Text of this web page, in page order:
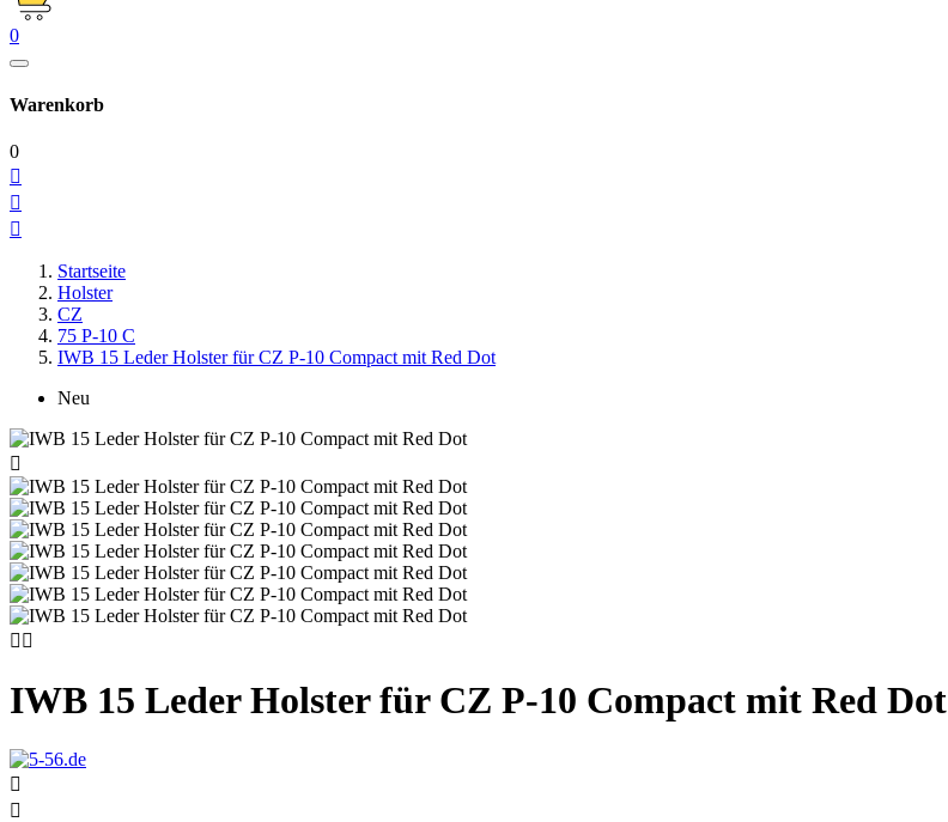
0
Warenkorb
0



Startseite
Holster
CZ
75 P-10 C
IWB 15 Leder Holster für CZ P-10 Compact mit Red Dot
Neu

 
IWB 15 Leder Holster für CZ P-10 Compact mit Red Dot

